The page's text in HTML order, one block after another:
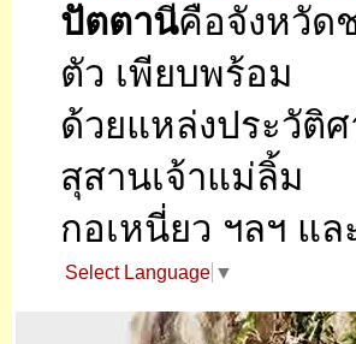
ปัตตานคือจังหวัด
ตัว เพียบพร้อม
ด้วยแหล่งประวัติ
สุสานเจ้าแม่ลิ้ม
กอเหนี่ยว ฯลฯ แ
Select Language ▼